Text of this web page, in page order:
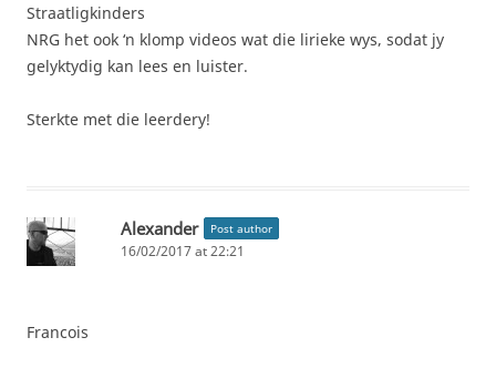
Straatligkinders
NRG het ook ‘n klomp videos wat die lirieke wys, sodat jy
gelyktydig kan lees en luister.
Sterkte met die leerdery!
Alexander Post author
16/02/2017 at 22:21
Francois